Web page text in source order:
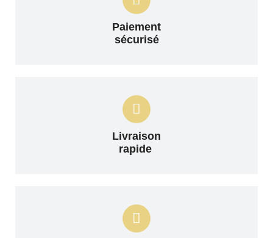
Paiement
sécurisé
Livraison
rapide